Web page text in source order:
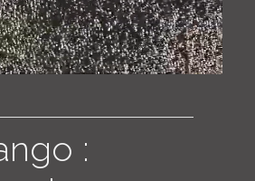
COLLECTIONS
: